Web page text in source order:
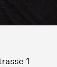
1